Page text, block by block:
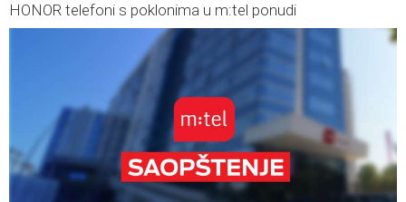
HONOR telefoni s poklonima u m:tel ponudi